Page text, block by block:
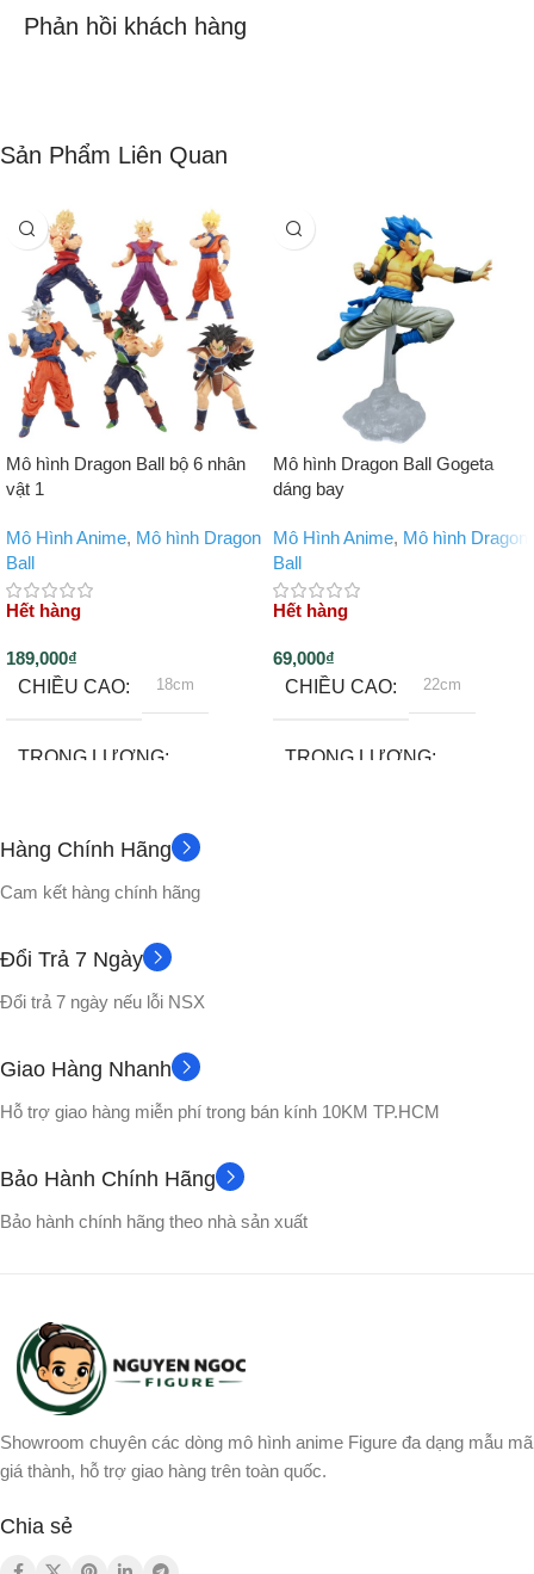
Phản hồi khách hàng
Sản Phẩm Liên Quan
Mô hình Dragon Ball bộ 6 nhân
vật 1
Mô Hình Anime, Mô hình Dragon
Ball
Hết hàng
189,000₫
CHIỀU CAO
18cm
TRỌNG LƯỢNG
CHẤT LIỆU
Nhựa PVC cao cấp
VỎ HỘP No box
PHỤ KIỆN Không
Bardock ,Raditz ,Songohan ,
Mô hình Dragon Ball Gogeta
dáng bay
Mô Hình Anime, Mô hình Dragon
Ball
Hết hàng
69,000₫
CHIỀU CAO
22cm
TRỌNG LƯỢNG
Hàng Chính Hãng
Cam kết hàng chính hãng
Đổi Trả 7 Ngày
Đổi trả 7 ngày nếu lỗi NSX
Giao Hàng Nhanh
Hỗ trợ giao hàng miễn phí trong bán kính 10KM TP.HCM
Bảo Hành Chính Hãng
Bảo hành chính hãng theo nhà sản xuất
Showroom chuyên các dòng mô hình anime Figure đa dạng mẫu mã
giá thành, hỗ trợ giao hàng trên toàn quốc.
Chia sẻ